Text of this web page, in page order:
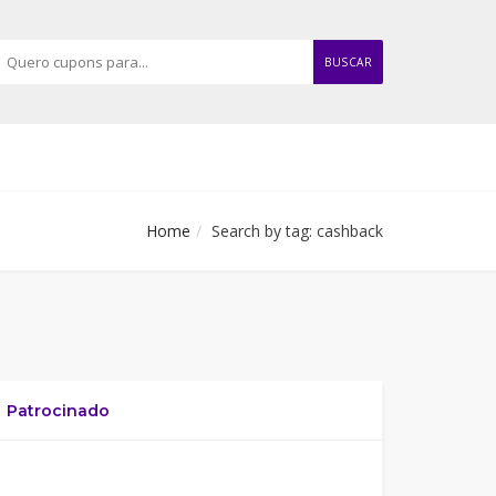
BUSCAR
Home Search by tag: cashback
Patrocinado